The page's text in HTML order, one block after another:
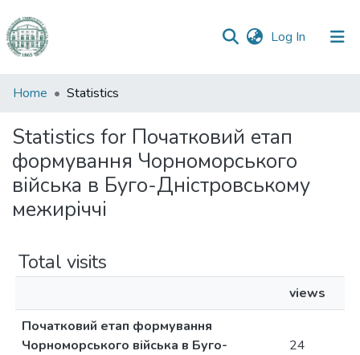
Log In (current)
Communities
Collections
All of DSpace
Home Statistics
Statistics for Початковий етап
формування Чорноморського
війська в Буго-Дністровському
межиріччі
Total visits
views
Початковий етап формування
Чорноморського війська в Буго-
24